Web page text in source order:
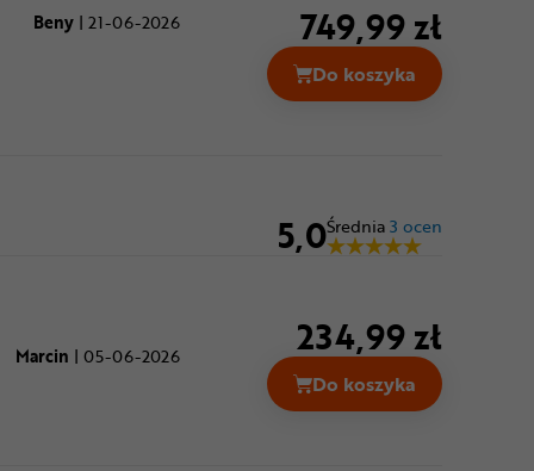
Beny | 21-06-2026 749,99 zł
Do koszyka
Kask rowerowy Full
5,0Średnia3 ocen
Marcin | 05-06-2026 234,99 zł
Do koszyka
Kask rowerowy